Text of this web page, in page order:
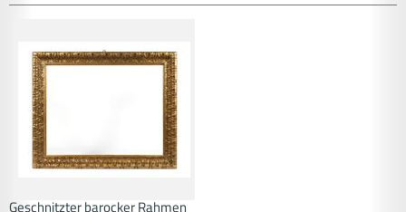
Geschnitzter barocker Rahmen